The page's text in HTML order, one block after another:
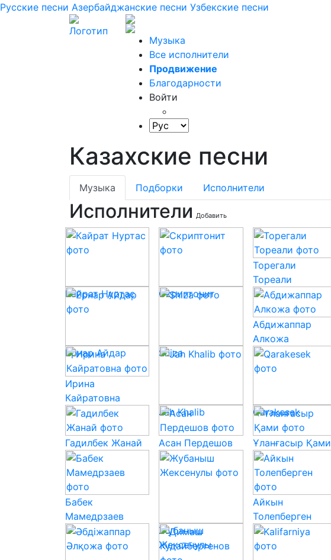
Русские песни Азербайджанские песни Узбекские песни
Музыка
Все исполнители
Продвижение
Благодарности
Войти
Казахские песни
Музыка Подборки Исполнители
Исполнители Добавить
Кайрат Нуртас Скриптонит
Торегали
Тореали
Ернар Айдар Shiza
Абдижаппар
Алкожа
Ирина
Кайратовна
Jah Khalib
Qarakesek
Гадилбек Жанай Асан Пердешов Ұланғасыр Қами
Бабек
Мамедрзаев
Жубаныш
Жексенулы
Айкын
Толепберген